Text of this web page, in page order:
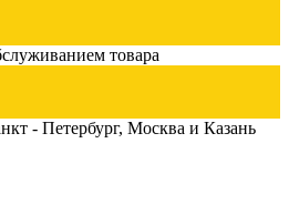
товара
- Петербург, Москва и Казань